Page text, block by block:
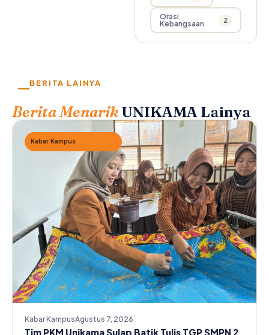
Orasi
Kebangsaan
2
BERITA LAINYA
Berita Menarik UNIKAMA Lainya
Kabar Kampus
Kabar KampusAgustus 7, 2026
Tim PKM Unikama Sulap Batik Tulis TGP SMPN 2